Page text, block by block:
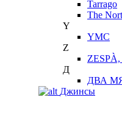
Tarrago
The
Y
YMC
Z
Д
ДВА
Джинсы